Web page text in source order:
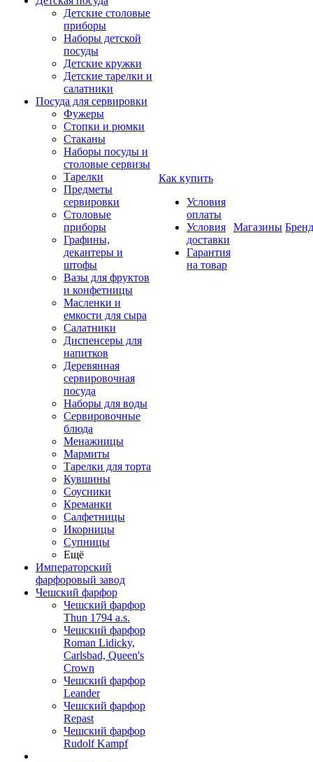
Детские столовые
приборы
Наборы детской
посуды
Детские кружки
Детские тарелки и
салатники
Посуда для сервировки
Фужеры
Стопки и рюмки
Стаканы
Наборы посуды и
столовые сервизы
Тарелки
Предметы
сервировки
Столовые
приборы
Графины,
декантеры и
штофы
Вазы для фруктов
и конфетницы
Масленки и
емкости для сыра
Салатники
Диспенсеры для
напитков
Деревянная
сервировочная
посуда
Наборы для воды
Сервировочные
блюда
Менажницы
Мармиты
Тарелки для торта
Кувшины
Соусники
Креманки
Салфетницы
Икорницы
Супницы
Ещё
Императорский
фарфоровый завод
Чешский фарфор
Чешский фарфор
Thun 1794 a.s.
Чешский фарфор
Roman Lidicky,
Carlsbad, Queen's
Crown
Чешский фарфор
Leander
Чешский фарфор
Repast
Чешский фарфор
Rudolf Kampf
Как купить
Условия
оплаты
Условия
доставки
Гарантия
на товар
Магазины